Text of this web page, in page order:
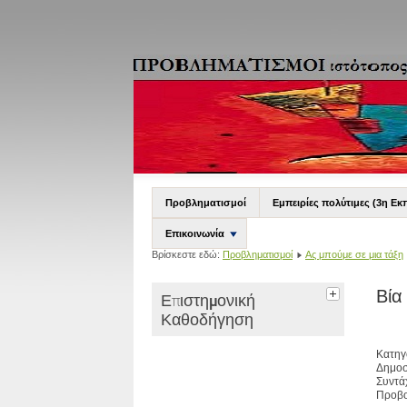
Προβληματισμοί Εμπειρίες πολύτιμες (3η
Επικοινωνία
Βρίσκεστε εδώ: Προβληματισμοί Ας μπούμε σε μια τάξη
Επιστημονική
Καθοδήγηση